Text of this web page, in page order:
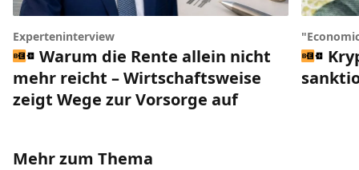
Experteninterview
Warum die Rente allein nicht
mehr reicht – Wirtschaftsweise
zeigt Wege zur Vorsorge auf
Mehr zum Thema